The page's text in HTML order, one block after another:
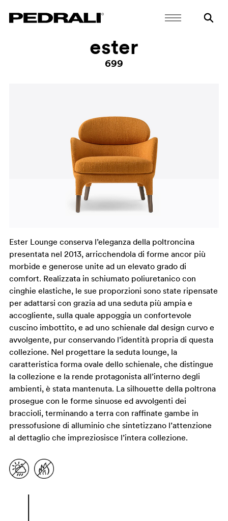
ester
699
Ester Lounge conserva l’eleganza della poltroncina
presentata nel 2013, arricchendola di forme ancor più
morbide e generose unite ad un elevato grado di
comfort. Realizzata in schiumato poliuretanico con
cinghie elastiche, le sue proporzioni sono state ripensate
per adattarsi con grazia ad una seduta più ampia e
accogliente, sulla quale appoggia un confortevole
cuscino imbottito, e ad uno schienale dal design curvo e
avvolgente, pur conservando l’identità propria di questa
collezione. Nel progettare la seduta lounge, la
caratteristica forma ovale dello schienale, che distingue
la collezione e la rende protagonista all’interno degli
ambienti, è stata mantenuta. La silhouette della poltrona
prosegue con le forme sinuose ed avvolgenti dei
braccioli, terminando a terra con raffinate gambe in
pressofusione di alluminio che sintetizzano l’attenzione
al dettaglio che impreziosisce l’intera collezione.